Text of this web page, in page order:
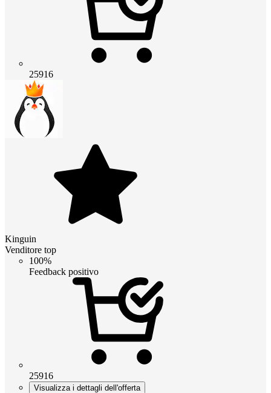
25916
Kinguin
Venditore top
100%
Feedback positivo
25916
Visualizza i dettagli dell'offerta